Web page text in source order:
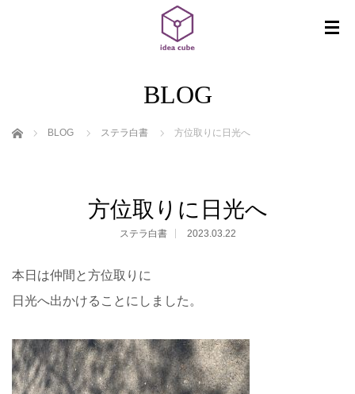
BLOG
ホーム BLOG ステラ白書 方位取りに日光へ
方位取りに日光へ
ステラ白書 2023.03.22
本日は仲間と方位取りに
日光へ出かけることにしました。